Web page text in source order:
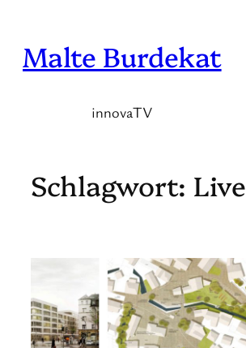
springen
Malte Burdekat
innovaTV
Schlagwort: Live